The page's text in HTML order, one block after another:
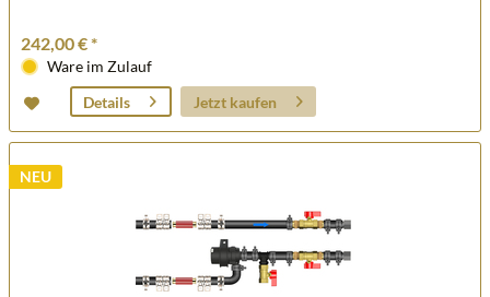
242,00 € *
Ware im Zulauf
Details
Jetzt kaufen
NEU